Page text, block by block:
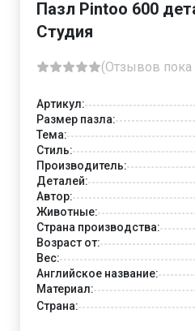
Пазл Pintoo 600
Студия
(Отзывов пока
Артикул:
Размер пазла:
Тема:
Стиль:
Производитель:
Деталей:
Автор:
Животные:
Страна производства:
Возраст от:
Вес:
Английское название:
Материал:
Страна: